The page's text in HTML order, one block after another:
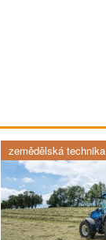
zemědělská technika